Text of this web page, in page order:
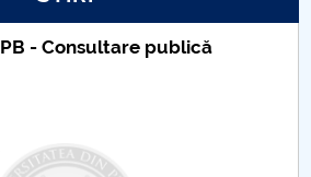
- Consultare publică